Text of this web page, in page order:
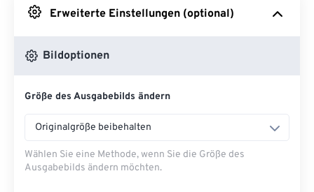
Erweiterte Einstellungen (optional)
Bildoptionen
Größe des Ausgabebilds ändern
Originalgröße beibehalten
Wählen Sie eine Methode, wenn Sie die Größe des
Ausgabebilds ändern möchten.